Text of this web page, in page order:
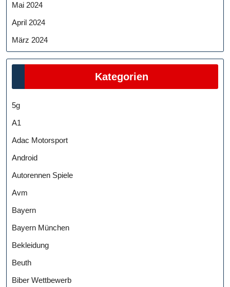
Mai 2024
April 2024
März 2024
Kategorien
5g
A1
Adac Motorsport
Android
Autorennen Spiele
Avm
Bayern
Bayern München
Bekleidung
Beuth
Biber Wettbewerb